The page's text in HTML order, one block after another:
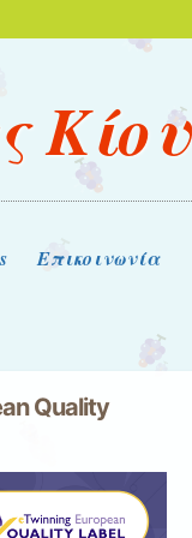
Κίου
Επικοινωνία
Quality